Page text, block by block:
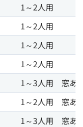
1～2人用
1～2人用
1～2人用
1～2人用
1～3人用
窓あ
1～2人用
窓あ
1～3人用
窓あ